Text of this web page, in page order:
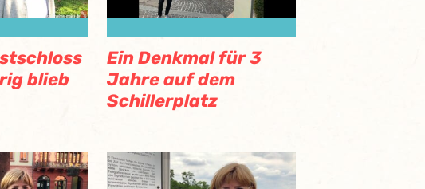
blieb
Ein Denkmal für 3
Jahre auf dem
Schillerplatz